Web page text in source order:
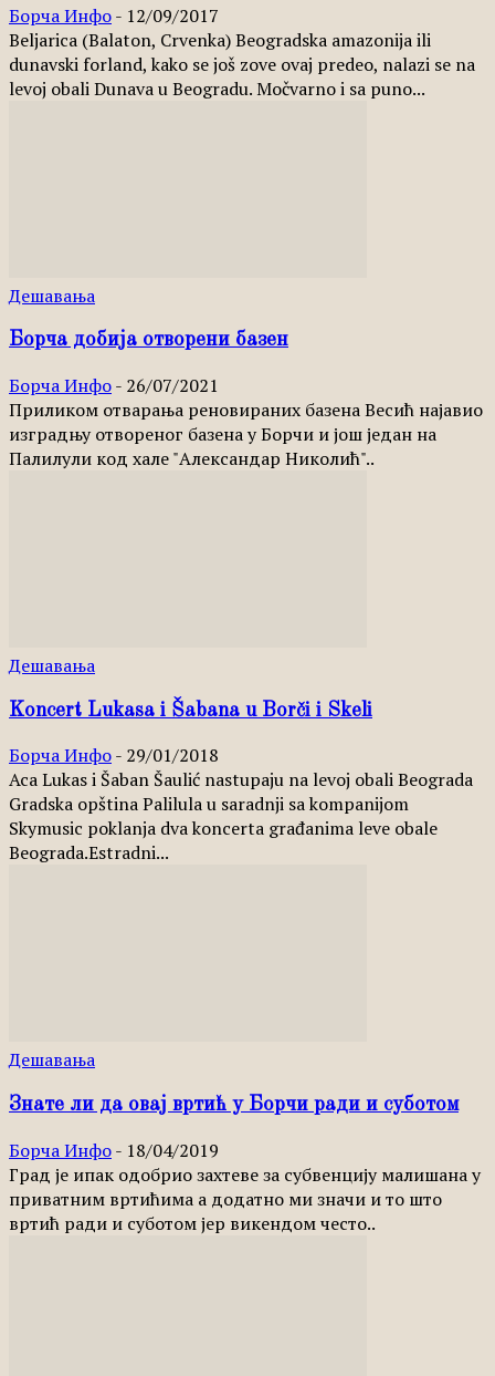
Борча Инфо- 12/09/2017
Beljarica (Balaton, Crvenka) Beogradska amazonija ili
dunavski forland, kako se još zove ovaj predeo, nalazi se na
levoj obali Dunava u Beogradu. Močvarno i sa puno...
Дешавања
Борча добија отворени базен
Борча Инфо- 26/07/2021
Приликом отварања реновираних базена Весић најавио
изградњу отвореног базена у Борчи и још један на
Палилули код хале "Александар Николић"..
Дешавања
Koncert Lukasa i Šabana u Borči i Skeli
Борча Инфо- 29/01/2018
Aca Lukas i Šaban Šaulić nastupaju na levoj obali Beograda
Gradska opština Palilula u saradnji sa kompanijom
Skymusic poklanja dva koncerta građanima leve obale
Beograda.Estradni...
Дешавања
Знате ли да овај вртић у Борчи ради и суботом
Борча Инфо- 18/04/2019
Град је ипак одобрио захтеве за субвенцију малишана у
приватним вртићима а додатно ми значи и то што
вртић ради и суботом јер викендом често..